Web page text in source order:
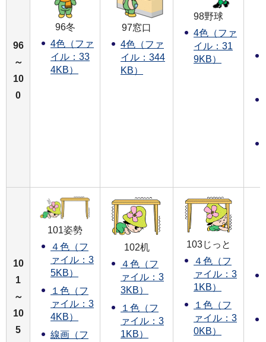
96
～
10
0
96冬
4色（ファ
イル：33
4KB）
97窓口
4色（ファ
イル：344
KB）
98野球
4色（ファ
イル：31
9KB）
10
1
～
10
5
101姿勢
４色（フ
ァイル：3
5KB）
１色（フ
ァイル：3
4KB）
線画（フ
102机
４色（フ
ァイル：3
3KB）
１色（フ
ァイル：3
1KB）
103じっと
４色（フ
ァイル：3
1KB）
１色（フ
ァイル：3
0KB）